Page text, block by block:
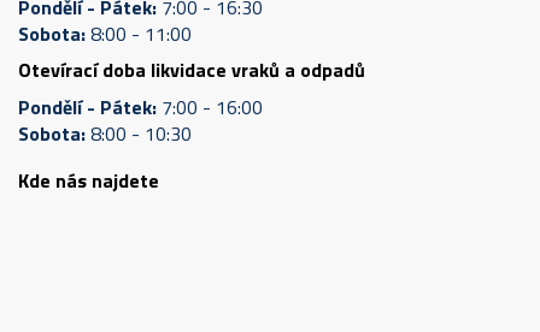
Pondělí - Pátek: 7:00 - 16:30
Sobota:8:00 - 11:00
Otevírací doba likvidace vraků a odpadů
Pondělí - Pátek: 7:00 - 16:00
Sobota:8:00 - 10:30
Kde nás najdete